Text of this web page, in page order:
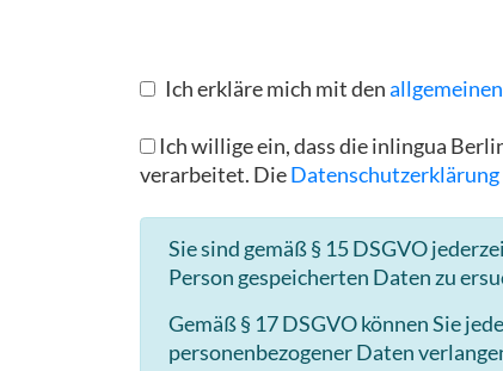
Ich erkläre mich mit den
Ich willige ein, dass die inlingua
verarbeitet. DieDatenschutzerklärung
Sie sind gemäß § 15 DSGVO
Person gespeicherten Daten zu
Gemäß § 17 DSGVO können Sie
personenbezogener Daten